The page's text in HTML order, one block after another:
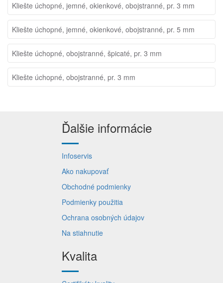
Kliešte úchopné, jemné, okienkové, obojstranné, pr. 3 mm
Kliešte úchopné, jemné, okienkové, obojstranné, pr. 5 mm
Kliešte úchopné, obojstranné, špicaté, pr. 3 mm
Kliešte úchopné, obojstranné, pr. 3 mm
Ďalšie informácie
Infoservis
Ako nakupovať
Obchodné podmienky
Podmienky použitia
Ochrana osobných údajov
Na stiahnutie
Kvalita